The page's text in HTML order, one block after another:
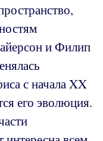
и Филип
с начала XX
его эволюция.